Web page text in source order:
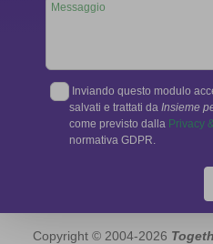
Inviando questo modulo
salvati e trattati da Insieme
come previsto dalla Privacy
normativa GDPR.
Copyright © 2004-2026